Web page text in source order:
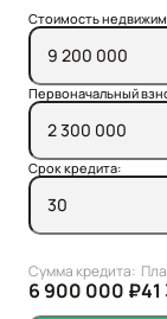
Стоимость
Первоначальный
Срок кредита:
Сумма кредита:
6 900 000 ₽41